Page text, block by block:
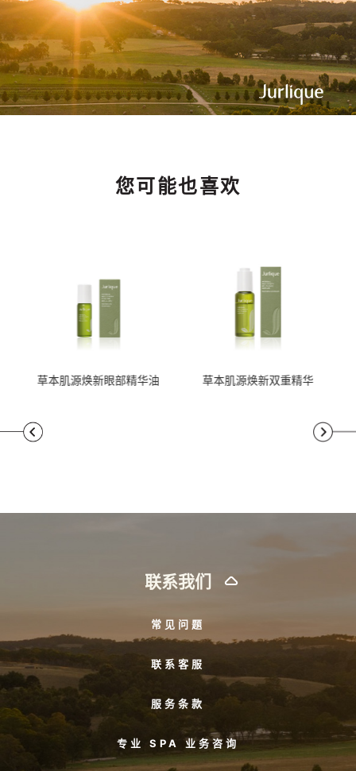
您可能也喜欢
草本肌源焕新眼部精华油 草本肌源焕新双重精华
联系我们
常见问题
联系客服
服务条款
专业 SPA 业务咨询